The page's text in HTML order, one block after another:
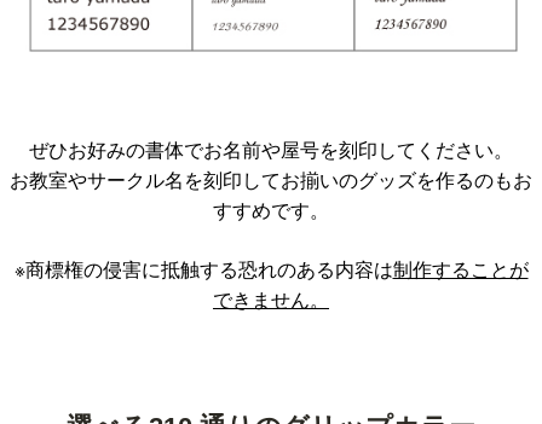
ぜひお好みの書体でお名前や屋号を刻印してください。
お教室やサークル名を刻印してお揃いのグッズを作るのもお
すすめです。
※商標権の侵害に抵触する恐れのある内容は制作することが
できません。